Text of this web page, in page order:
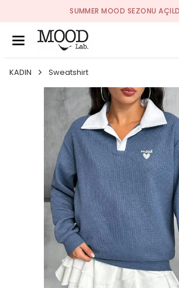
SUMMER MOOD SEZONU
KADIN Sweatshirt